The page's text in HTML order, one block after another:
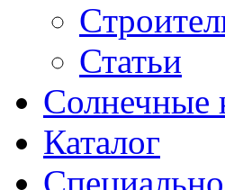
Статьи
Солнечные
Каталог